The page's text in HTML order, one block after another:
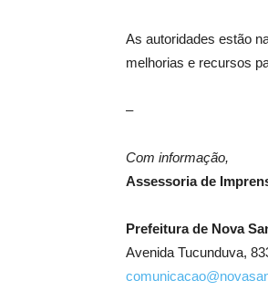
As autoridades estão
melhorias e recursos
–
Com informação,
Assessoria de
Prefeitura de Nova
Avenida Tucunduva,